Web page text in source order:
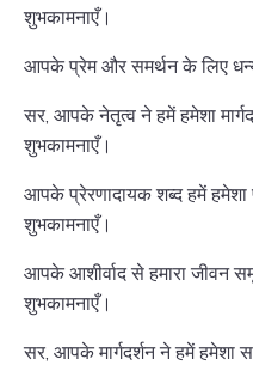
शुभकामनाएँ।
आपके प्रेम और समर्थन के लिए
सर, आपके नेतृत्व ने हमें हमेशा
शुभकामनाएँ।
आपके प्रेरणादायक शब्द हमें हमेशा
शुभकामनाएँ।
आपके आशीर्वाद से हमारा जीवन
शुभकामनाएँ।
सर, आपके मार्गदर्शन ने हमें